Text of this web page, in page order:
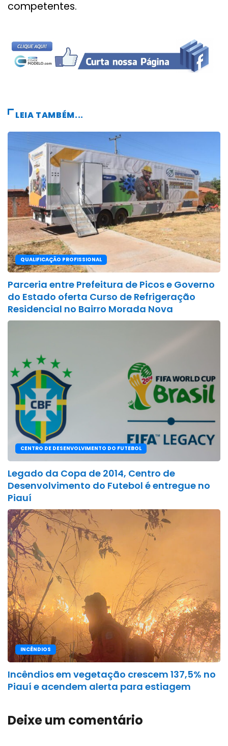
competentes.
LEIA TAMBÉM...
QUALIFICAÇÃO PROFISSIONAL
Parceria entre Prefeitura de Picos e Governo
do Estado oferta Curso de Refrigeração
Residencial no Bairro Morada Nova
CENTRO DE DESENVOLVIMENTO DO FUTEBOL
Legado da Copa de 2014, Centro de
Desenvolvimento do Futebol é entregue no
Piauí
INCÊNDIOS
Incêndios em vegetação crescem 137,5% no
Piauí e acendem alerta para estiagem
Deixe um comentário